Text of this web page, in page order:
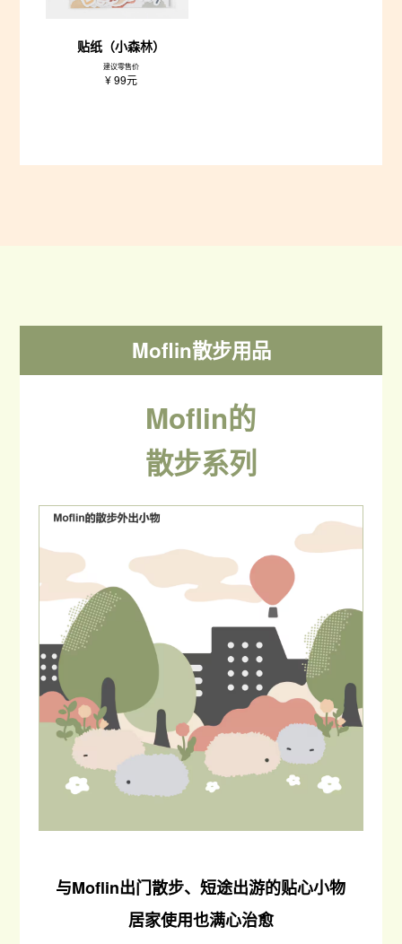
贴纸（小森林）​
建议零售价
¥ 99元
Moflin散步用品
Moflin的
散步系列
与Moflin出门散步、短途出游的贴心小物
居家使用也满心治愈